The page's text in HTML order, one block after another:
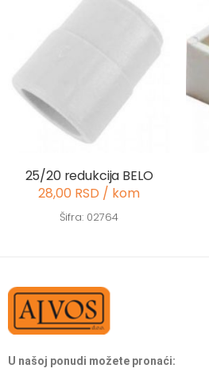
25/20 redukcija BELO
28,00 RSD / kom
Šifra: 02764
U našoj ponudi možete pronaći: